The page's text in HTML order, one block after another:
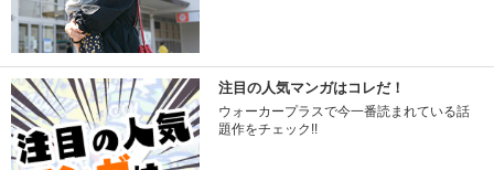
注目の人気マンガはコレだ！
ウォーカープラスで今一番読まれている話
題作をチェック!!